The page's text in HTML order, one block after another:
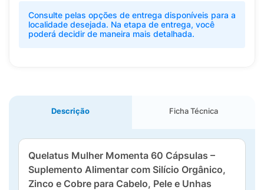
Consulte pelas opções de entrega disponíveis para a
localidade desejada. Na etapa de entrega, você
poderá decidir de maneira mais detalhada.
Descrição Ficha Técnica
Quelatus Mulher Momenta 60 Cápsulas –
Suplemento Alimentar com Silício Orgânico,
Zinco e Cobre para Cabelo, Pele e Unhas